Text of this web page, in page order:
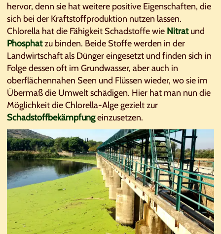
hervor, denn sie hat weitere positive Eigenschaften, die
sich bei der Kraftstoffproduktion nutzen lassen.
Chlorella hat die Fähigkeit Schadstoffe wie Nitratund
Phosphatzu binden. Beide Stoffe werden in der
Landwirtschaft als Dünger eingesetzt und finden sich in
Folge dessen oft im Grundwasser, aber auch in
oberflächennahen Seen und Flüssen wieder, wo sie im
Übermaß die Umwelt schädigen. Hier hat man nun die
Möglichkeit die Chlorella-Alge gezielt zur
Schadstoffbekämpfungeinzusetzen.